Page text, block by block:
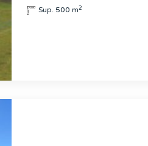
Sup. 500 m2